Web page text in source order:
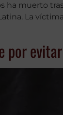
ha muerto
La
por